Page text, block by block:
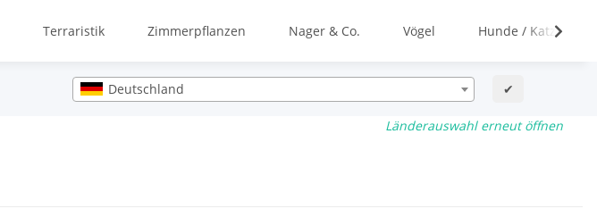
Terraristik Zimmerpflanzen Nager & Co. Vögel Hunde / Katzen
Deutschland ✔
Länderauswahl erneut öffnen